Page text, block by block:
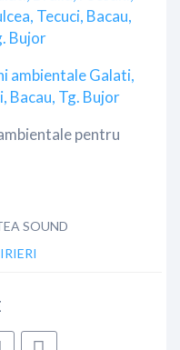
pentru
SOUND